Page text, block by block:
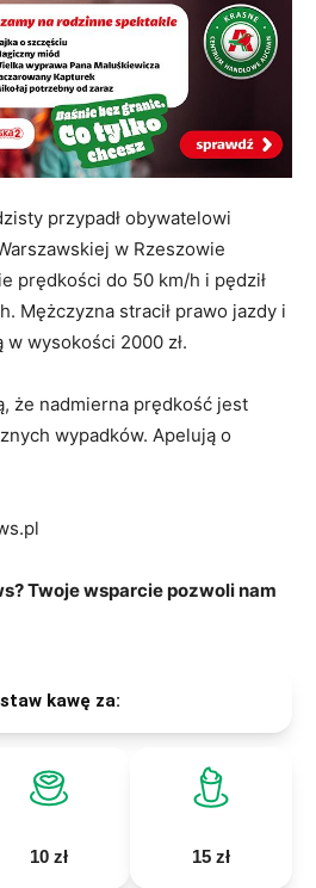
przypadł obywatelowi
w Rzeszowie
prędkości do 50 km/h i pędził
Mężczyzna stracił prawo jazdy i
w wysokości 2000 zł.
że nadmierna prędkość jest
wypadków. Apelują o
Twoje wsparcie pozwoli nam
kawę za:
10 zł 15 zł